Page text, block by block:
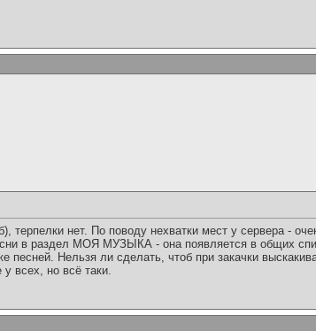
терпелки нет. По поводу нехватки мест у сервера -
в раздел МОЯ МУЗЫКА - она появляется в общих
песней. Нельзя ли сделать, чтоб при закачки
всех, но всё таки.